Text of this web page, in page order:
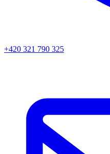
+420 321 790 325